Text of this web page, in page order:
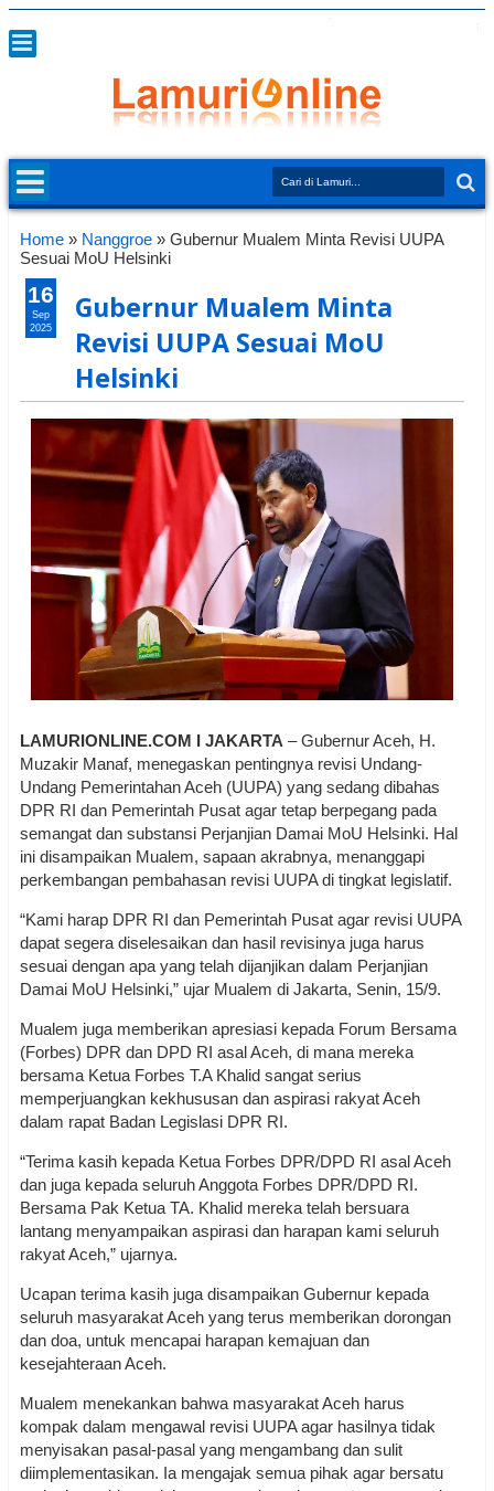
Home » Nanggroe » Gubernur Mualem Minta Revisi UUPA
Sesuai MoU Helsinki
Gubernur Mualem Minta
Revisi UUPA Sesuai MoU
Helsinki
LAMURIONLINE.COM I JAKARTA – Gubernur Aceh, H.
Muzakir Manaf, menegaskan pentingnya revisi Undang-
Undang Pemerintahan Aceh (UUPA) yang sedang dibahas
DPR RI dan Pemerintah Pusat agar tetap berpegang pada
semangat dan substansi Perjanjian Damai MoU Helsinki. Hal
ini disampaikan Mualem, sapaan akrabnya, menanggapi
perkembangan pembahasan revisi UUPA di tingkat legislatif.
“Kami harap DPR RI dan Pemerintah Pusat agar revisi UUPA
dapat segera diselesaikan dan hasil revisinya juga harus
sesuai dengan apa yang telah dijanjikan dalam Perjanjian
Damai MoU Helsinki,” ujar Mualem di Jakarta, Senin, 15/9.
Mualem juga memberikan apresiasi kepada Forum Bersama
(Forbes) DPR dan DPD RI asal Aceh, di mana mereka
bersama Ketua Forbes T.A Khalid sangat serius
memperjuangkan kekhususan dan aspirasi rakyat Aceh
dalam rapat Badan Legislasi DPR RI.
“Terima kasih kepada Ketua Forbes DPR/DPD RI asal Aceh
dan juga kepada seluruh Anggota Forbes DPR/DPD RI.
Bersama Pak Ketua TA. Khalid mereka telah bersuara
lantang menyampaikan aspirasi dan harapan kami seluruh
rakyat Aceh,” ujarnya.
Ucapan terima kasih juga disampaikan Gubernur kepada
seluruh masyarakat Aceh yang terus memberikan dorongan
dan doa, untuk mencapai harapan kemajuan dan
kesejahteraan Aceh.
Mualem menekankan bahwa masyarakat Aceh harus
kompak dalam mengawal revisi UUPA agar hasilnya tidak
menyisakan pasal-pasal yang mengambang dan sulit
diimplementasikan. Ia mengajak semua pihak agar bersatu
16
Sep
2025